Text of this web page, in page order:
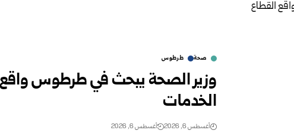
صحة طرطوس
وزير الصحة يبحث في طرطوس
الخدمات
أغسطس 6, 2026 أغسطس 6, 2026